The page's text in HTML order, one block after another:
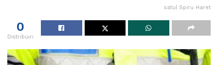
satul Spiru Haret
0
Distribuiri